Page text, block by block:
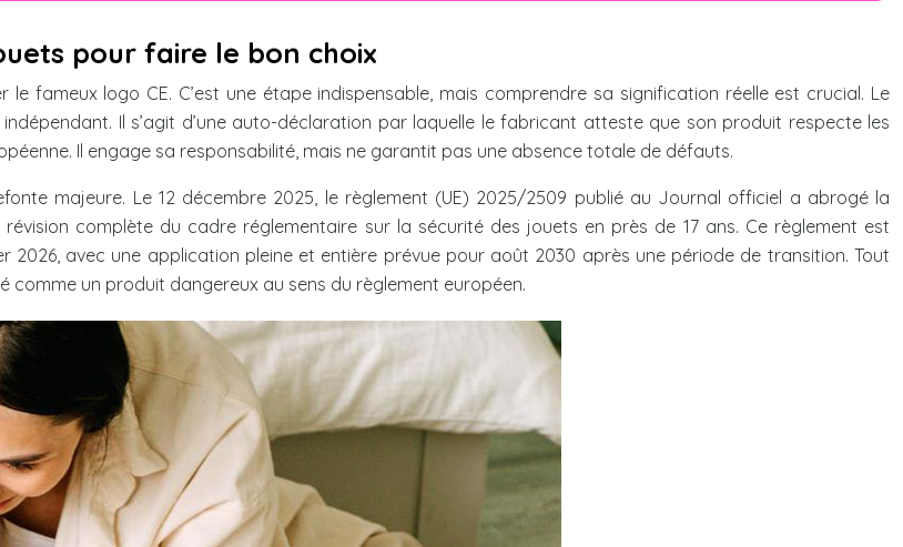
pour faire le bon choix
fameux logo CE. C’est une étape indispensable, mais comprendre sa signification réelle est crucial. Le
Il s’agit d’une auto-déclaration par laquelle le fabricant atteste que son produit respecte les
Il engage sa responsabilité, mais ne garantit pas une absence totale de défauts.
majeure. Le 12 décembre 2025, le règlement (UE) 2025/2509 publié au Journal officiel a abrogé la
complète du cadre réglementaire sur la sécurité des jouets en près de 17 ans. Ce règlement est
avec une application pleine et entière prévue pour août 2030 après une période de transition. Tout
un produit dangereux au sens du règlement européen.